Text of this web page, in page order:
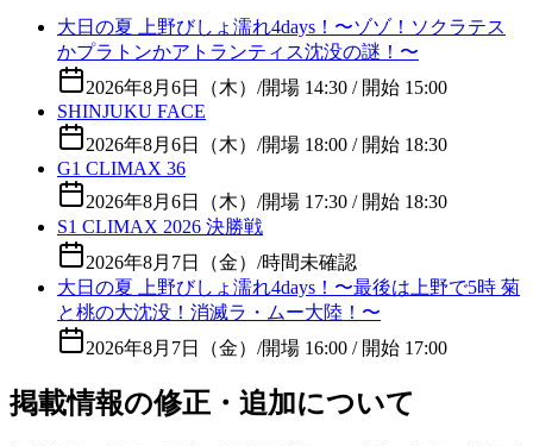
大日の夏 上野びしょ濡れ4days！〜ゾゾ！ソクラテス
かプラトンかアトランティス沈没の謎！〜
2026年8月6日（木） /開場 14:30 / 開始 15:00
SHINJUKU FACE
2026年8月6日（木） /開場 18:00 / 開始 18:30
G1 CLIMAX 36
2026年8月6日（木） /開場 17:30 / 開始 18:30
S1 CLIMAX 2026 決勝戦
2026年8月7日（金） /時間未確認
大日の夏 上野びしょ濡れ4days！〜最後は上野で5時 菊
と桃の大沈没！消滅ラ・ムー大陸！〜
2026年8月7日（金） /開場 16:00 / 開始 17:00
掲載情報の修正・追加について